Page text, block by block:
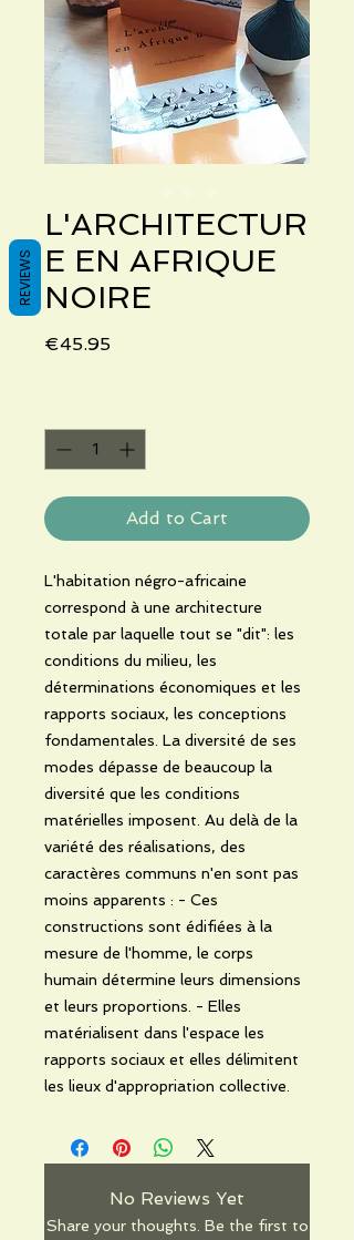
L'ARCHITECTUR
E EN AFRIQUE
NOIRE
€45.95Price
Add to Cart
L'habitation négro-africaine
correspond à une architecture
totale par laquelle tout se "dit": les
conditions du milieu, les
déterminations économiques et les
rapports sociaux, les conceptions
fondamentales. La diversité de ses
modes dépasse de beaucoup la
diversité que les conditions
matérielles imposent. Au delà de la
variété des réalisations, des
caractères communs n'en sont pas
moins apparents : - Ces
constructions sont édifiées à la
mesure de l'homme, le corps
humain détermine leurs dimensions
et leurs proportions. - Elles
matérialisent dans l'espace les
rapports sociaux et elles délimitent
les lieux d'appropriation collective.
No Reviews Yet
Share your thoughts. Be the first to
REVIEWS